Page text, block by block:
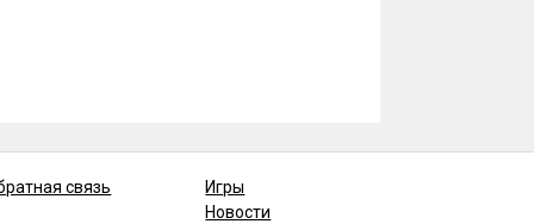
связь
Игры
Новости